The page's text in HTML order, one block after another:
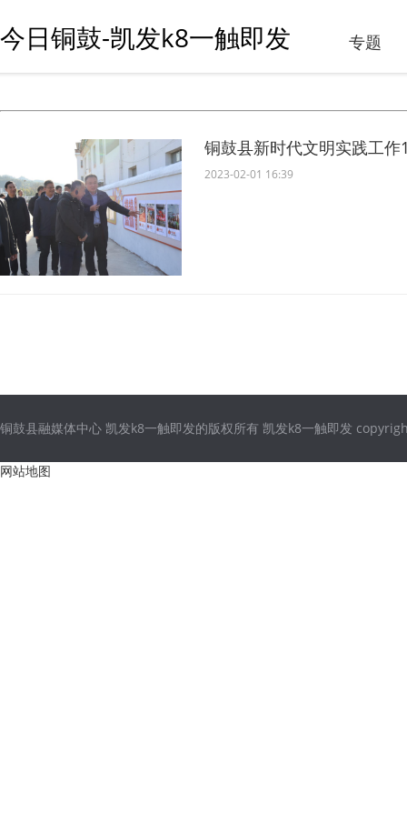
今日铜鼓-凯发k8一触即发 专题
铜鼓县新时代文明实践工作
2023-02-01 16:39
铜鼓县融媒体中心 凯发k8一触即发的版权所有 凯发k8一触即发
网站地图